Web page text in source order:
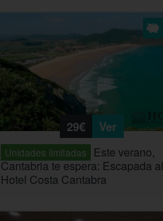
29€ Ver
Unidades limitadas
Este verano,
Cantabria te espera: Escapada al
Hotel Costa Cantabra